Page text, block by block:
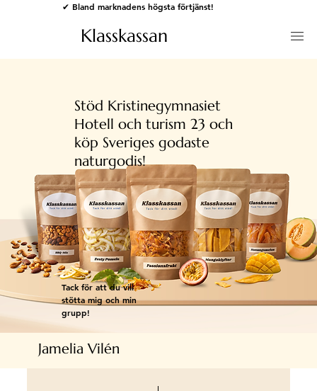
✔ Bland marknadens högsta förtjänst!
Klasskassan
Stöd Kristinegymnasiet
Hotell och turism 23 och
köp Sveriges godaste
naturgodis!
Tack för att du vill
stötta mig och min
grupp!
Jamelia Vilén